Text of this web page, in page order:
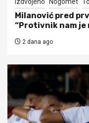
Milanović pred
“Protivnik nam je
2 dana ago